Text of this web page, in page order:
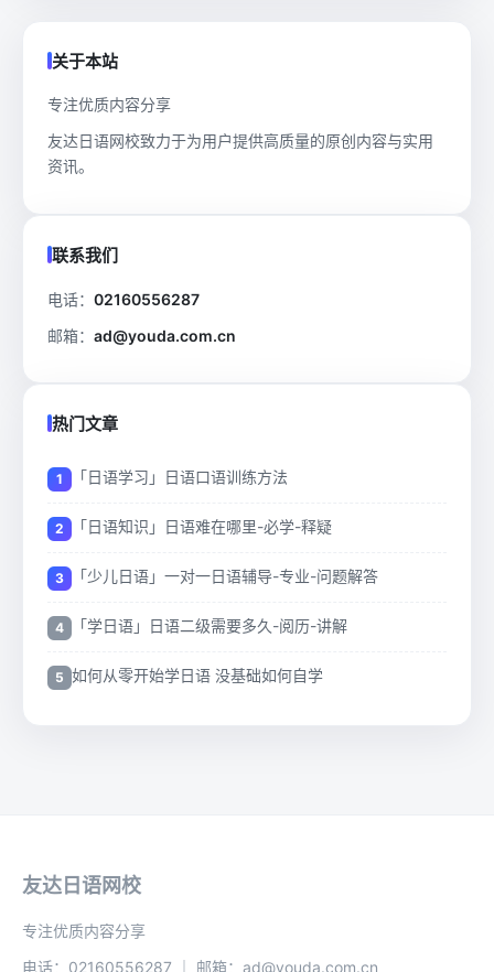
关于本站
专注优质内容分享
友达日语网校致力于为用户提供高质量的原创内容与实用
资讯。
联系我们
电话： 02160556287
邮箱： ad@youda.com.cn
热门文章
「日语学习」日语口语训练方法
「日语知识」日语难在哪里-必学-释疑
「少儿日语」一对一日语辅导-专业-问题解答
「学日语」日语二级需要多久-阅历-讲解
如何从零开始学日语 没基础如何自学
友达日语网校
专注优质内容分享
电话：02160556287 ｜ 邮箱：ad@youda.com.cn